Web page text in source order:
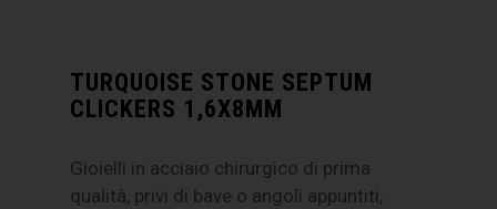
TURQUOISE STONE SEPTUM
CLICKERS 1,6X8MM
Gioielli in acciaio chirurgico di prima
qualità, privi di bave o angoli appuntiti,